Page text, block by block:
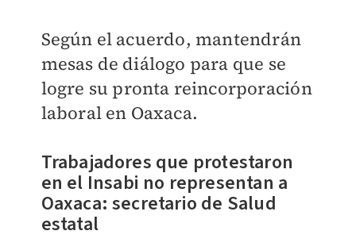
Según el acuerdo, mantendrán
mesas de diálogo para que se
logre su pronta reincorporación
laboral en Oaxaca.
Trabajadores que protestaron
en el Insabi no representan a
Oaxaca: secretario de Salud
estatal